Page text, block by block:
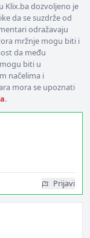
Klix.ba dozvoljeno je
da se suzdrže od
odražavaju
mržnje mogu biti i
da među
biti u
načelima i
mora se upoznati
.
Prijavi